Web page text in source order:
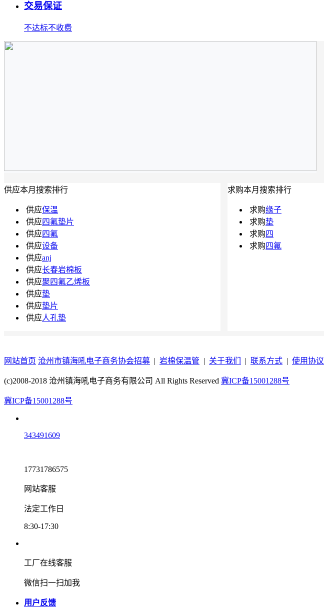
交易保证
不达标不收费
供应本月搜索排行
供应保温
供应四氟垫片
供应四氟
供应设备
供应anj
供应长春岩棉板
供应聚四氟乙烯板
供应垫
供应垫片
供应人孔垫
求购本月搜索排行
求购缘子
求购垫
求购四
求购四氟
网站首页 沧州市镇海吼电子商务协会招募 | 岩棉保温管 | 关于我们 | 联系方式 | 使用协议
(c)2008-2018 沧州镇海吼电子商务有限公司 All Rights Reserved 冀ICP备15001288号
冀ICP备15001288号
343491609
17731786575
网站客服
法定工作日
8:30-17:30
工厂在线客服
微信扫一扫加我
用户反馈